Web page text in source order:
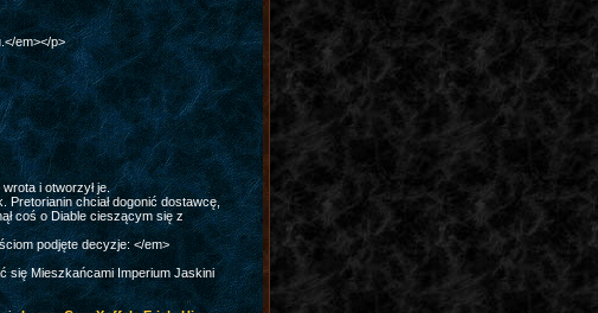
em></p>
i otworzył je.
Pretorianin chciał dogonić dostawcę,
coś o Diable cieszącym się z
podjęte decyzje: </em>
się Mieszkańcami Imperium Jaskini